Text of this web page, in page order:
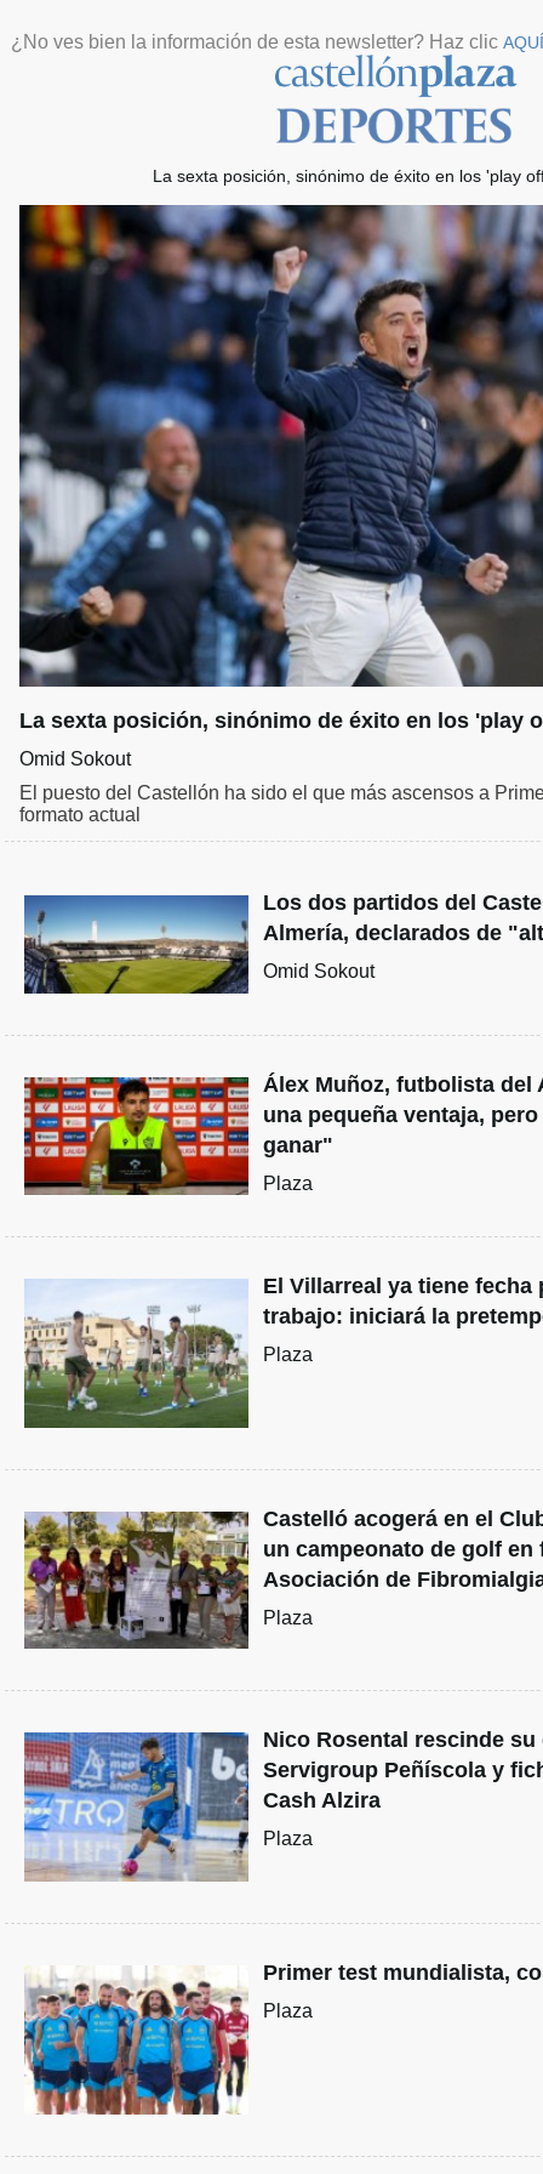
¿No ves bien la información de esta newsletter? Haz clic
La sexta posición, sinónimo de éxito en los 'play
La sexta posición, sinónimo de éxito en los 'play
Omid Sokout
El puesto del Castellón ha sido el que más ascensos a
formato actual
Los dos partidos del
Almería, declarados de
Omid Sokout
Álex Muñoz, futbolista del
una pequeña ventaja,
ganar"
Plaza
El Villarreal ya tiene fecha
trabajo: iniciará la
Plaza
Castelló acogerá en el
un campeonato de golf en
Asociación de
Plaza
Nico Rosental rescinde
Servigroup Peñíscola y
Cash Alzira
Plaza
Primer test mundialista,
Plaza